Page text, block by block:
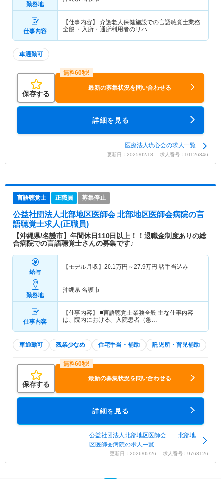
勤務地
仕事内容
【仕事内容】 介護老人保健施設での言語聴覚士業務
全般 ・入所・通所利用者のリハ…
車通勤可
保存する
最新の募集状況を問い合わせる
詳細を見る
医療法人琉心会の求人一覧
更新日：2025/02/18 求人番号：10126346
言語聴覚士 正職員 募集停止
公益社団法人北部地区医師会 北部地区医師会病院の言
語聴覚士求人(正職員)
【沖縄県/名護市】年間休日110日以上！！退職金制度ありの総
合病院での言語聴覚士さんの募集です♪
給与
【モデル月収】 20.1万円～27.9万円 諸手当込み
勤務地
沖縄県 名護市
仕事内容
【仕事内容】 ■言語聴覚士業務全般 主な仕事内容
は、院内における、入院患者（急…
車通勤可 残業少なめ 住宅手当・補助 託児所・育児補助
保存する
最新の募集状況を問い合わせる
詳細を見る
公益社団法人北部地区医師会 北部地
区医師会病院の求人一覧
更新日：2026/05/26 求人番号：9763126